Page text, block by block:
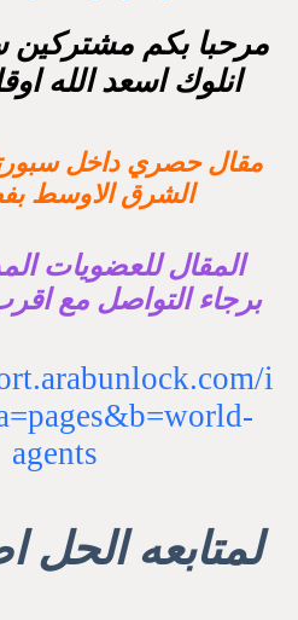
مرحبا بكم
انلوك اسعد الله
مقال حصري داخل
الشرق الاوسط
المقال للعضويات
برجاء التواصل مع
i
agents
لمتابعه